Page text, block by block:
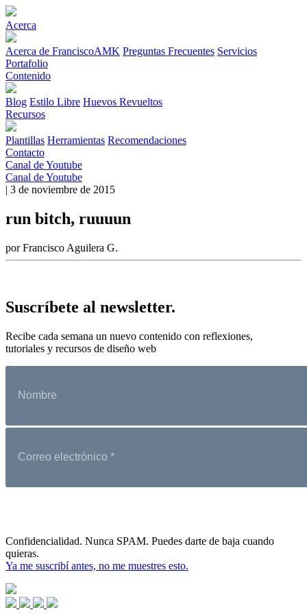
Acerca
Acerca de FranciscoAMK Preguntas Frecuentes Servicios
Portafolio
Contenido
Blog Estilo Libre Huevos Revueltos
Recursos
Plantillas Herramientas Recomendaciones
Contacto
Canal de Youtube
Canal de Youtube
| 3 de noviembre de 2015
run bitch, ruuuun
por Francisco Aguilera G.
Suscríbete al newsletter.
Recibe cada semana un nuevo contenido con reflexiones,
tutoriales y recursos de diseño web
Confidencialidad. Nunca SPAM. Puedes darte de baja cuando
quieras.
Ya me suscribí antes, no me muestres esto.